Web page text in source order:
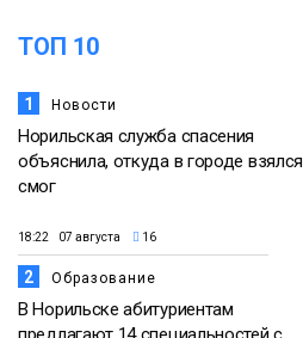
ТОП 10
1 Новости
Норильская служба спасения
объяснила, откуда в городе взялся
смог
18:22 07 августа 16
2 Образование
В Норильске абитуриентам